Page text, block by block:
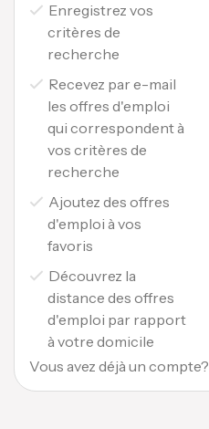
Enregistrez vos
critères de
recherche
Recevez par e-mail
les offres d'emploi
qui correspondent à
vos critères de
recherche
Ajoutez des offres
d'emploi à vos
favoris
Découvrez la
distance des offres
d'emploi par rapport
à votre domicile
Vous avez déjà un compte?